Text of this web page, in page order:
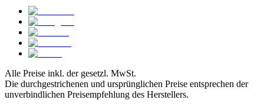
Alle Preise inkl. der gesetzl. MwSt.
Die durchgestrichenen und ursprünglichen Preise entsprechen der
unverbindlichen Preisempfehlung des Herstellers.